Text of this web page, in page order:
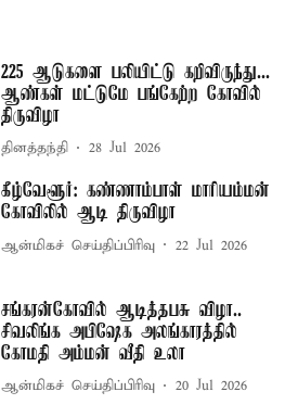
225 ஆடுகளை பலியிட்டு கறிவிருந்து...
ஆண்கள் மட்டுமே பங்கேற்ற கோவில்
திருவிழா
தினத்தந்தி 28 Jul 2026
கீழ்வேளூர்: கண்ணாம்பாள் மாரியம்மன்
கோவிலில் ஆடி திருவிழா
ஆன்மிகச் செய்திப்பிரிவு 22 Jul 2026
சங்கரன்கோவில் ஆடித்தபசு விழா..
சிவலிங்க அபிஷேக அலங்காரத்தில்
கோமதி அம்மன் வீதி உலா
ஆன்மிகச் செய்திப்பிரிவு 20 Jul 2026